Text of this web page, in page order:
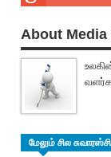
About Media
மேலும் சில